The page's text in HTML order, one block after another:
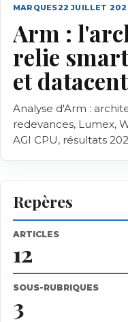
MARQUES22 JUILLET
Arm :
relie
et
Analyse d'Arm :
redevances, Lumex,
AGI CPU, résultats
Repères
ARTICLES
12
SOUS-RUBRIQUES
3